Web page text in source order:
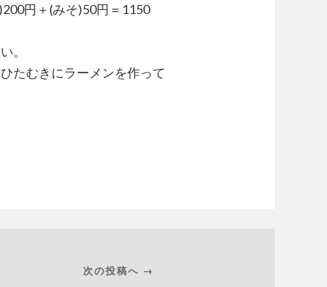
円＋(みそ)50円＝1150
。
たむきにラーメンを作って
次の投稿へ →